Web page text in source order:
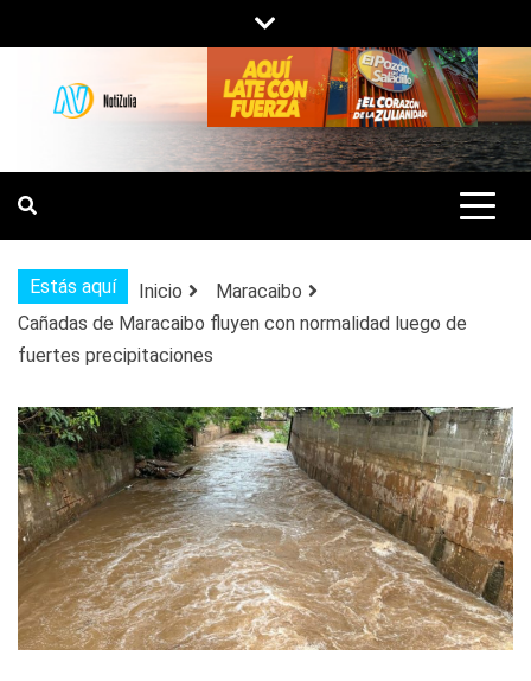
al
contenido
NOTIZULIA
NOTICIAS DEL ZULIA, VENEZUELA Y
DE INTERÉS GENERAL.
Estás aquí Inicio
Maracaibo
Cañadas de Maracaibo fluyen con normalidad luego de
fuertes precipitaciones